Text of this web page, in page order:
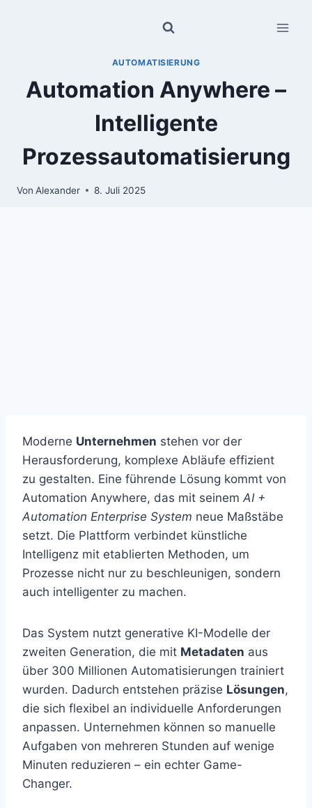
AUTOMATISIERUNG
Automation Anywhere –
Intelligente
Prozessautomatisierung
Von Alexander 8. Juli 2025
Moderne Unternehmen stehen vor der
Herausforderung, komplexe Abläufe effizient
zu gestalten. Eine führende Lösung kommt von
Automation Anywhere, das mit seinem AI +
Automation Enterprise System neue Maßstäbe
setzt. Die Plattform verbindet künstliche
Intelligenz mit etablierten Methoden, um
Prozesse nicht nur zu beschleunigen, sondern
auch intelligenter zu machen.
Das System nutzt generative KI-Modelle der
zweiten Generation, die mit Metadaten aus
über 300 Millionen Automatisierungen trainiert
wurden. Dadurch entstehen präzise Lösungen,
die sich flexibel an individuelle Anforderungen
anpassen. Unternehmen können so manuelle
Aufgaben von mehreren Stunden auf wenige
Minuten reduzieren – ein echter Game-
Changer.